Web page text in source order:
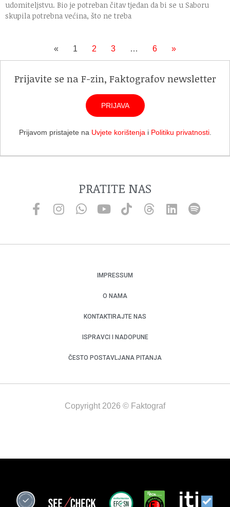
udomiteljstvu. Bio je potreban čitav tjedan da bi se u Saboru
skupila potrebna većina, što ne treba
« 1 2 3 … 6 »
Prijavite se na F-zin, Faktografov newsletter
PRIJAVA
Prijavom pristajete na Uvjete korištenja i Politiku privatnosti.
PRATITE NAS
IMPRESSUM
O NAMA
KONTAKTIRAJTE NAS
ISPRAVCI I NADOPUNE
ČESTO POSTAVLJANA PITANJA
Copyright 2026 © Faktograf